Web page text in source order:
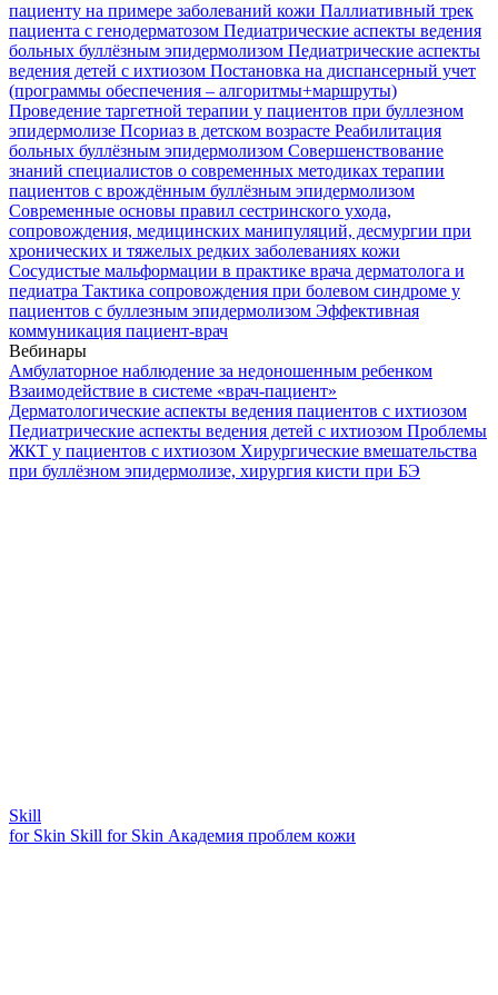
пациенту на примере заболеваний кожи Паллиативный трек
пациента с генодерматозом Педиатрические аспекты ведения
больных буллёзным эпидермолизом Педиатрические аспекты
ведения детей с ихтиозом Постановка на диспансерный учет
(программы обеспечения – алгоритмы+маршруты)
Проведение таргетной терапии у пациентов при буллезном
эпидермолизе Псориаз в детском возрасте Реабилитация
больных буллёзным эпидермолизом Совершенствование
знаний специалистов о современных методиках терапии
пациентов с врождённым буллёзным эпидермолизом
Современные основы правил сестринского ухода,
сопровождения, медицинских манипуляций, десмургии при
хронических и тяжелых редких заболеваниях кожи
Сосудистые мальформации в практике врача дерматолога и
педиатра Тактика сопровождения при болевом синдроме у
пациентов с буллезным эпидермолизом Эффективная
коммуникация пациент-врач
Вебинары
Амбулаторное наблюдение за недоношенным ребенком
Взаимодействие в системе «врач-пациент»
Дерматологические аспекты ведения пациентов с ихтиозом
Педиатрические аспекты ведения детей с ихтиозом Проблемы
ЖКТ у пациентов с ихтиозом Хирургические вмешательства
при буллёзном эпидермолизе, хирургия кисти при БЭ
Skill
for Skin Skill for Skin Академия проблем кожи